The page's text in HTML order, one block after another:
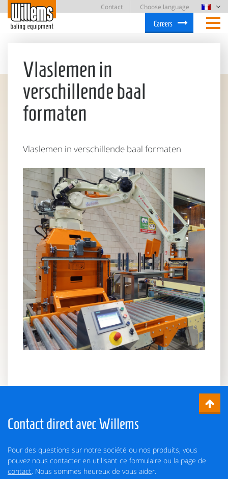
Contact
Choose language
Careers
Vlaslemen in
verschillende baal
formaten
Vlaslemen in verschillende baal formaten
Contact direct avec Willems
Pour des questions sur notre société ou nos produits, vous
pouvez nous contacter en utilisant ce formulaire ou la page de
contact . Nous sommes heureux de vous aider.